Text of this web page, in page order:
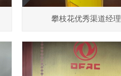
攀枝花优秀渠道经理